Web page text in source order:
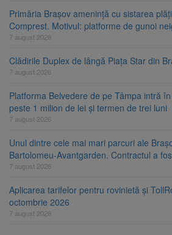
Primăria Brașov amenință cu sistarea
Comprest. Motivul: platforme de gunoi
7 august 2026
Clădirile Duplex de lângă Piața Star din
7 august 2026
Platforma Belvedere de pe Tâmpa intră
peste 1 milion de lei și termen de trei luni
7 august 2026
Unul dintre cele mai mari parcuri ale
Bartolomeu-Avantgarden. Contractul a
7 august 2026
Aplicarea tarifelor pentru rovinietă și
octombrie 2026
7 august 2026